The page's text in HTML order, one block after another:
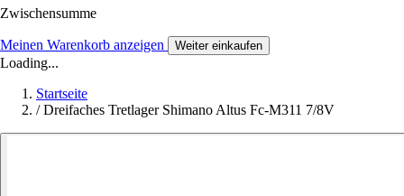
Zwischensumme
Meinen Warenkorb anzeigen Weiter einkaufen
Loading...
Startseite
/ Dreifaches Tretlager Shimano Altus Fc-M311 7/8V